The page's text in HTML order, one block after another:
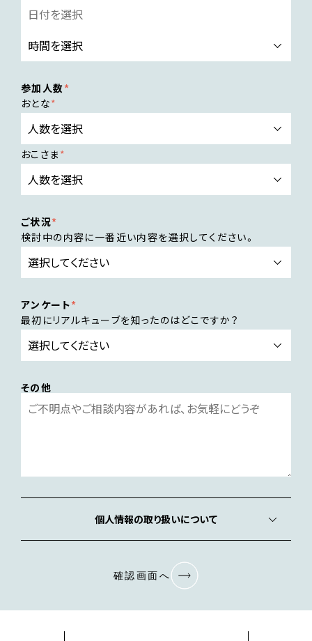
参加人数
おとな
おこさま
ご状況
検討中の内容に一番近い内容を選択してください。
アンケート
最初にリアルキューブを知ったのはどこですか？
その他
個人情報の取り扱いについて
確認画面へ